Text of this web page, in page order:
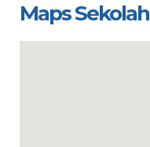
Maps Sekolah